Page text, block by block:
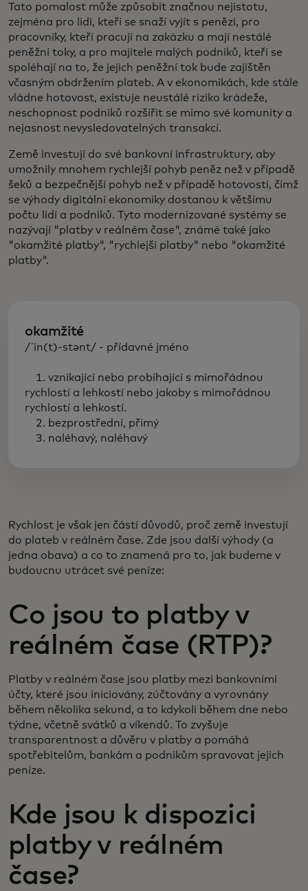
Tato pomalost může způsobit značnou nejistotu,
zejména pro lidi, kteří se snaží vyjít s penězi, pro
pracovníky, kteří pracují na zakázku a mají nestálé
peněžní toky, a pro majitele malých podniků, kteří se
spoléhají na to, že jejich peněžní tok bude zajištěn
včasným obdržením plateb. A v ekonomikách, kde stále
vládne hotovost, existuje neustálé riziko krádeže,
neschopnost podniků rozšířit se mimo své komunity a
nejasnost nevysledovatelných transakcí.
Země investují do své bankovní infrastruktury, aby
umožnily mnohem rychlejší pohyb peněz než v případě
šeků a bezpečnější pohyb než v případě hotovosti, čímž
se výhody digitální ekonomiky dostanou k většímu
počtu lidí a podniků. Tyto modernizované systémy se
nazývají "platby v reálném čase", známé také jako
"okamžité platby", "rychlejší platby" nebo "okamžité
platby".
okamžité
/ˈin(t)-stənt/ - přídavné jméno
1. vznikající nebo probíhající s mimořádnou
rychlostí a lehkostí nebo jakoby s mimořádnou
rychlostí a lehkostí.
2. bezprostřední, přímý
3. naléhavý, naléhavý
Rychlost je však jen částí důvodů, proč země investují
do plateb v reálném čase. Zde jsou další výhody (a
jedna obava) a co to znamená pro to, jak budeme v
budoucnu utrácet své peníze:
Co jsou to platby v
reálném čase (RTP)?
Platby v reálném čase jsou platby mezi bankovními
účty, které jsou iniciovány, zúčtovány a vyrovnány
během několika sekund, a to kdykoli během dne nebo
týdne, včetně svátků a víkendů. To zvyšuje
transparentnost a důvěru v platby a pomáhá
spotřebitelům, bankám a podnikům spravovat jejich
peníze.
Kde jsou k dispozici
platby v reálném
čase?